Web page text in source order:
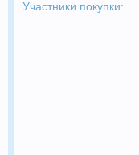
Участники покупки: